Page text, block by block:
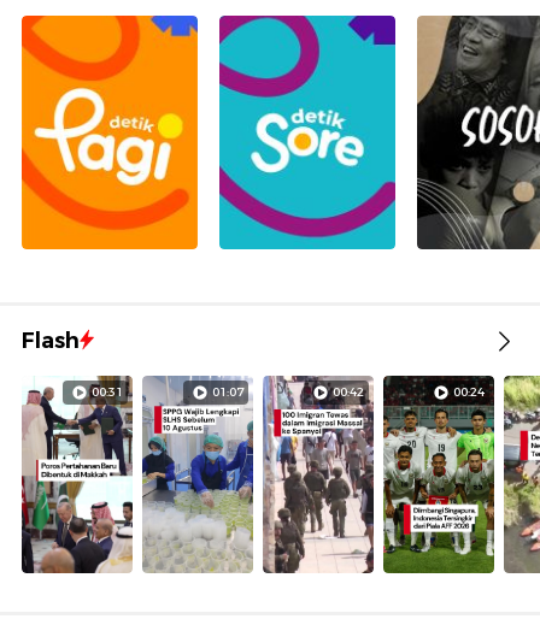
Flash
00:31 01:07 00:42 00:24